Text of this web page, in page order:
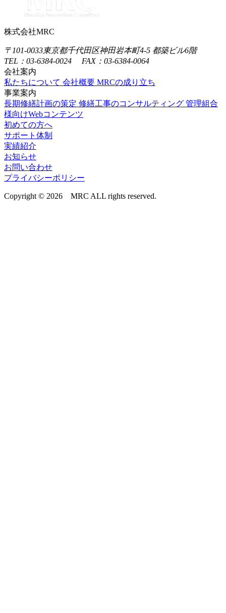
株式会社MRC
〒101-0033東京都千代田区神田岩本町4-5 都築ビル6階
TEL：03-6384-0024 FAX：03-6384-0064
会社案内
私たちについて 会社概要 MRCの成り立ち
事業案内
長期修繕計画の策定 修繕工事のコンサルティング 管理組合
様向けWebコンテンツ
初めての方へ
サポート体制
実績紹介
お知らせ
お問い合わせ
プライバシーポリシー
Copyright © 2026 MRC ALL rights reserved.